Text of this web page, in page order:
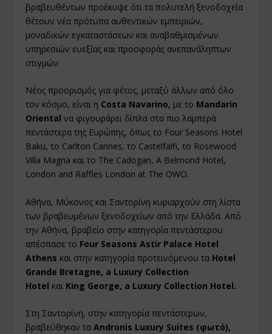
βραβευθέντων προέκυψε ότι τα πολυτελή ξενοδοχεία
θέτουν νέα πρότυπα αυθεντικών εμπειριών,
μοναδικών εγκαταστάσεων και αναβαθμισμένων
υπηρεσιών ευεξίας και προσφοράς ανεπανάληπτων
στιγμών.
Νέος προορισμός για φέτος, μεταξύ άλλων από όλο
τον κόσμο, είναι η Costa Navarino, με το Mandarin
Oriental να φιγουράρει δίπλα στα πιο λαμπερά
πεντάστερα της Ευρώπης, όπως το Four Seasons Hotel
Baku, το Carlton Cannes, το Castelfalfi, το Rosewood
Villa Magna και το The Cadogan, A Belmond Hotel,
London and Raffles London at The OWO.
Αθήνα, Μύκονος και Σαντορίνη κυριαρχούν στη λίστα
των βραβευμένων ξενοδοχείων από την Ελλάδα. Από
την Αθήνα, βραβείο στην κατηγορία πεντάστερου
απέσπασε το Four Seasons Astir Palace Hotel
Athens και στην κατηγορία προτεινόμενου τα Hotel
Grande Bretagne, a Luxury Collection
Hotel και King George, a Luxury Collection Hotel.
Στη Σαντορίνη, στην κατηγορία πεντάστερων,
βραβεύθηκαν ταAndronis Luxury Suites (φωτό),